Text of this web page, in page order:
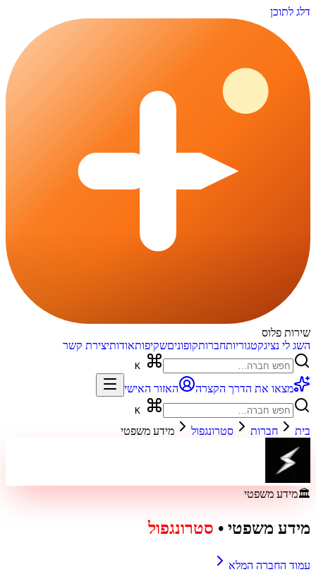
דלג לתוכן
שירות פלוס
השג לי נציגקטגוריותחברותקופוניםשקיפותאודותיצירת קשר
מצאו את הדרך הקצרה האזור האישי
בית חברות סטרונגפול מידע משפטי
🏛️מידע משפטי
מידע משפטי • סטרונגפול
עמוד החברה המלא